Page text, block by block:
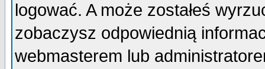
logować. A może zostałeś
zobaczysz odpowiednią
webmasterem lub